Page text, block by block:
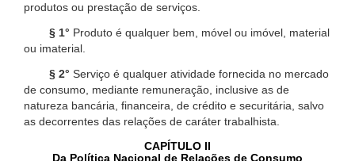
produtos ou prestação de serviços.
§ 1° Produto é qualquer bem, móvel ou imóvel, material
ou imaterial.
§ 2° Serviço é qualquer atividade fornecida no mercado
de consumo, mediante remuneração, inclusive as de
natureza bancária, financeira, de crédito e securitária, salvo
as decorrentes das relações de caráter trabalhista.
CAPÍTULO II
Da Política Nacional de Relações de Consumo